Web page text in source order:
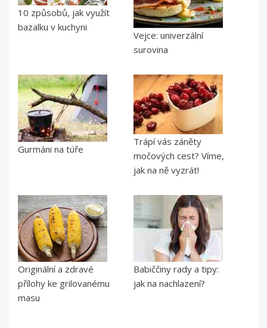
10 způsobů, jak využít
bazalku v kuchyni
Vejce: univerzální
surovina
Gurmáni na túře
Trápí vás záněty
močových cest? Víme,
jak na ně vyzrát!
Originální a zdravé
přílohy ke grilovanému
masu
Babiččiny rady a tipy:
jak na nachlazení?